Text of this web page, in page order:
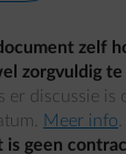
zelf
zorgvuldig
er discussie is
Meer info.
is geen